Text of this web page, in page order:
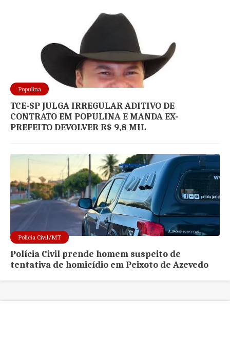
Populina
TCE-SP JULGA IRREGULAR ADITIVO DE
CONTRATO EM POPULINA E MANDA EX-
PREFEITO DEVOLVER R$ 9,8 MIL
Polícia Civil/MT
Polícia Civil prende homem suspeito de
tentativa de homicídio em Peixoto de Azevedo